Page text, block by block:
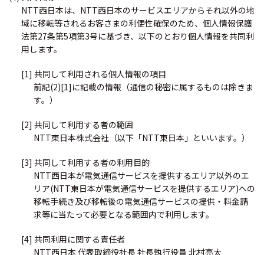
NTT西日本は、NTT西日本のサービスエリアからそれ以外の地
域に移転等されるお客さまの利便性確保のため、個人情報保護
法第27条第5項第3号に基づき、以下のとおり個人情報を共同利
用します。
[1] 共同して利用される個人情報の項目
前記(2)[1]に記載の情報（通信の秘密に属するものは除きま
す。）
[2] 共同して利用する者の範囲
NTT東日本株式会社（以下「NTT東日本」といいます。）
[3] 共同して利用する者の利用目的
NTT西日本が電気通信サービスを提供するエリア以外のエ
リア(NTT東日本が電気通信サービスを提供するエリア)への
移転手続き及び移転後の電気通信サービスの提供・料金請
求等に当たって必要となる範囲内で利用します。
[4] 共同利用に関する責任者
NTT西日本 代表取締役社長 社長執行役員 北村亮太